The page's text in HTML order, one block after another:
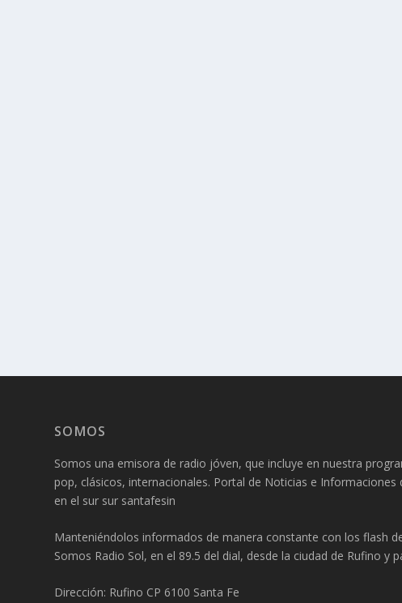
SOMOS
Somos una emisora de radio jóven, que incluye en nuestra
pop, clásicos, internacionales. Portal de Noticias e Informaciones
en el sur sur santafesin
Manteniéndolos informados de manera constante con los flash
Somos Radio Sol, en el 89.5 del dial, desde la ciudad de Rufino y
Dirección: Rufino CP 6100 Santa Fe